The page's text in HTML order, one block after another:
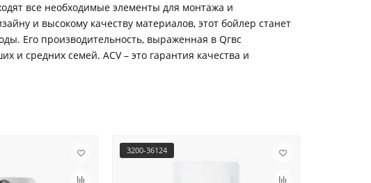
все необходимые элементы для монтажа и
и высокому качеству материалов, этот бойлер станет
Его производительность, выраженная в Qгвс
и средних семей. ACV – это гарантия качества и
3200-36124